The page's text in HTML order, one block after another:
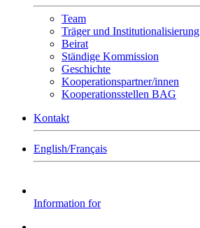
Team
Träger und Institutionalisierung
Beirat
Ständige Kommission
Geschichte
Kooperationspartner/innen
Kooperationsstellen BAG
Kontakt
English/Français
Information for